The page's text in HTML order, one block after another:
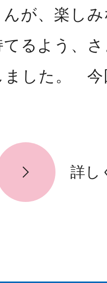
が、楽し
るよう、
ました。 今
詳し